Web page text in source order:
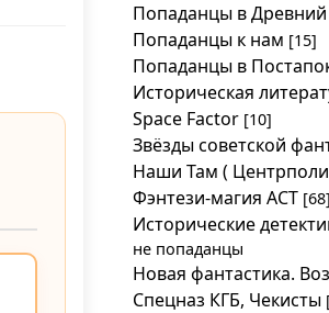
Попаданцы в
Попаданцы к нам [15]
Попаданцы в
Историческая
Space Factor [10]
Звёзды советской
Наши Там (
Фэнтези-магия АСТ [68]
Исторические
не попаданцы
Новая фантастика.
Спецназ КГБ, Чекисты